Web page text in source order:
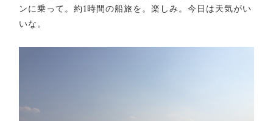
ンに乗って。約1時間の船旅を。楽しみ。今日は天気がい
いな。